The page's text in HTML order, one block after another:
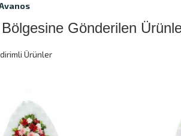
Gönderilen
Ürünler